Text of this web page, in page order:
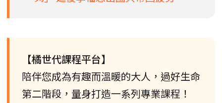
【橘世代課程平台】
陪伴您成為有趣而溫暖的大人，過好生命
第二階段，量身打造一系列專業課程！